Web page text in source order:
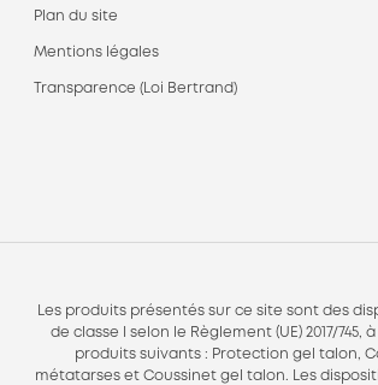
Plan du site
Mentions légales
Transparence (Loi Bertrand)
Les produits présentés sur ce site sont des
de classe I selon le Règlement (UE) 2017/745,
produits suivants : Protection gel talon,
métatarses et Coussinet gel talon. Les